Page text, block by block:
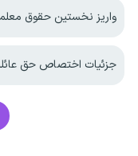
واریز نخستین حقوق
جزئیات اختصاص حق